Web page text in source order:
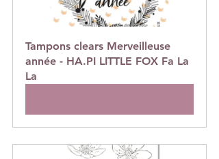
Tampons clears Merveilleuse
année - HA.PI LITTLE FOX Fa La
La